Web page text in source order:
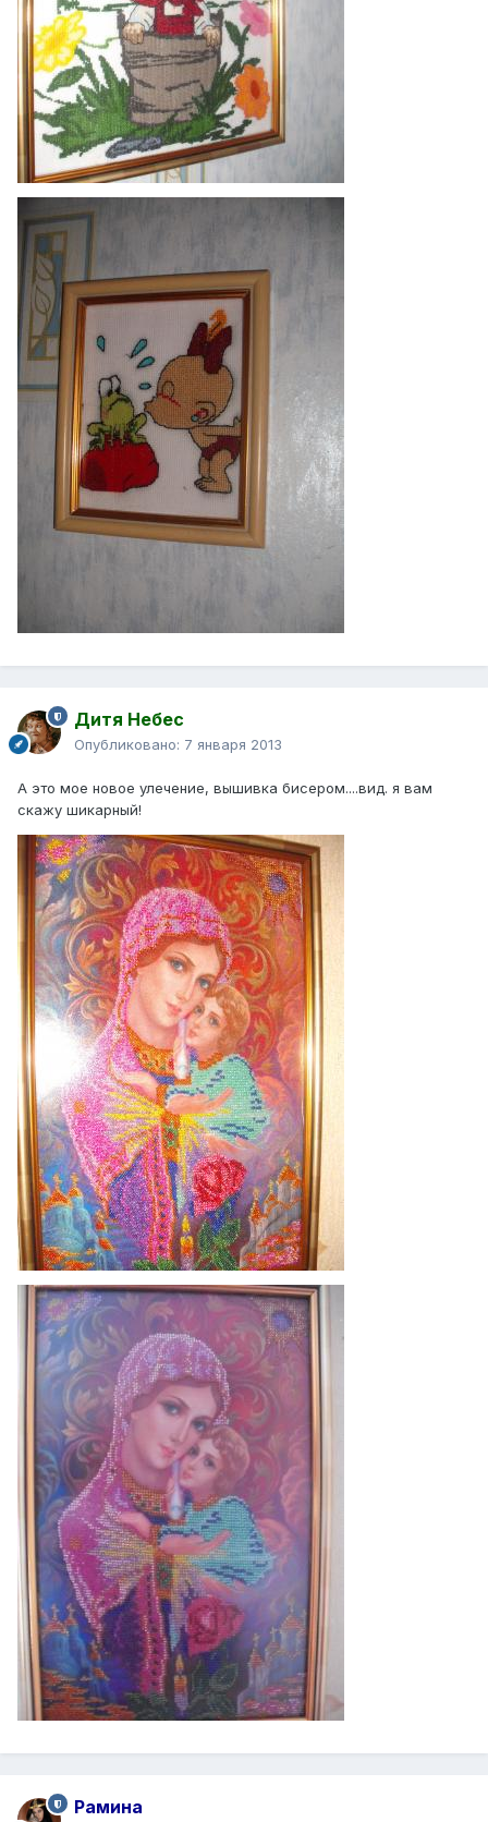
Дитя Небес
Опубликовано: 7 января 2013
А это мое новое улечение, вышивка бисером....вид. я вам
скажу шикарный!
Рамина